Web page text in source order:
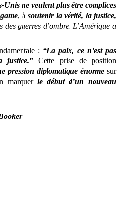
Unis ne veulent plus être complices
, à soutenir la vérité, la justice,
des guerres d’ombre. L’Amérique a
: “La paix, ce n’est pas
justice.” Cette prise de position
pression diplomatique énormesur
marquerle début d’un nouveau
.